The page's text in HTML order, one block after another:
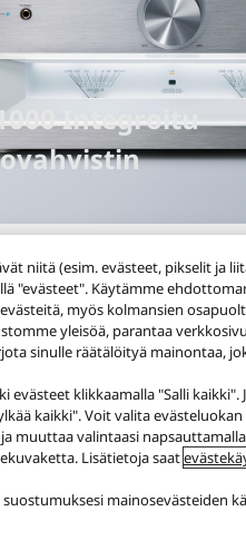
Integroitu
Käytettävyys Ilmoita esteistä
niitä (esim. evästeet, pikselit ja
"evästeet". Käytämme
myös kolmansien
yleisöä, parantaa
sinulle räätälöityä mainontaa,
klikkaamalla "Salli kaikki".
kaikki". Voit valita
muuttaa valintaasi napsauttamalla
Lisätietoja saat
mainosevästeiden